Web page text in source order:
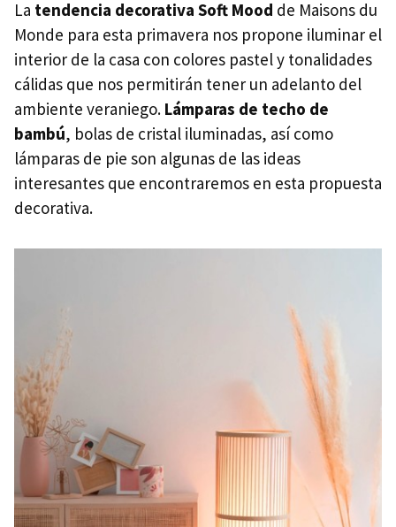
La tendencia decorativa Soft Mood de Maisons du
Monde para esta primavera nos propone iluminar el
interior de la casa con colores pastel y tonalidades
cálidas que nos permitirán tener un adelanto del
ambiente veraniego. Lámparas de techo de
bambú, bolas de cristal iluminadas, así como
lámparas de pie son algunas de las ideas
interesantes que encontraremos en esta propuesta
decorativa.